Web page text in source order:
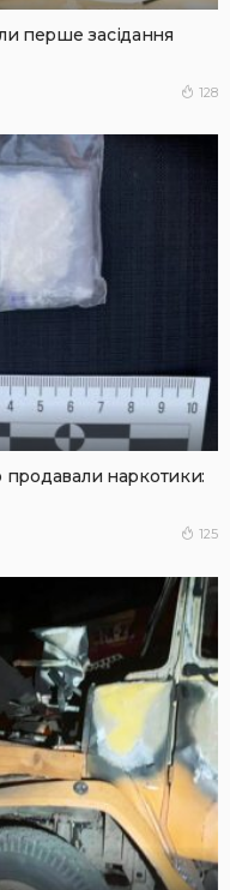
перше засідання
128
продавали наркотики:
125